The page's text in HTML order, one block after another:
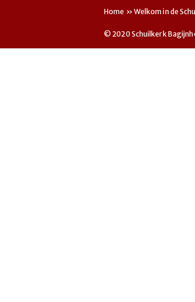
Home » Welkom in de
© 2020 Schuilkerk